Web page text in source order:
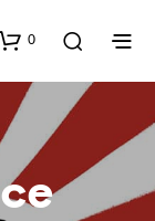
0